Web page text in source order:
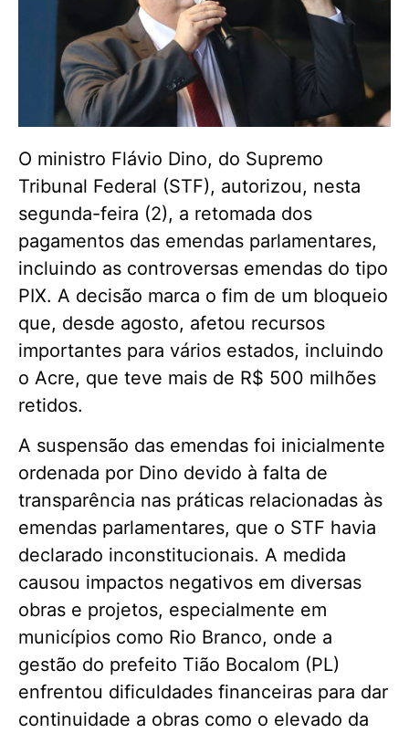
O ministro Flávio Dino, do Supremo
Tribunal Federal (STF), autorizou, nesta
segunda-feira (2), a retomada dos
pagamentos das emendas parlamentares,
incluindo as controversas emendas do tipo
PIX. A decisão marca o fim de um bloqueio
que, desde agosto, afetou recursos
importantes para vários estados, incluindo
o Acre, que teve mais de R$ 500 milhões
retidos.
A suspensão das emendas foi inicialmente
ordenada por Dino devido à falta de
transparência nas práticas relacionadas às
emendas parlamentares, que o STF havia
declarado inconstitucionais. A medida
causou impactos negativos em diversas
obras e projetos, especialmente em
municípios como Rio Branco, onde a
gestão do prefeito Tião Bocalom (PL)
enfrentou dificuldades financeiras para dar
continuidade a obras como o elevado da